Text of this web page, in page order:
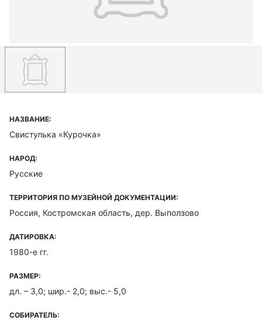
НАЗВАНИЕ:
Свистулька «Курочка»
НАРОД:
Русские
ТЕРРИТОРИЯ ПО МУЗЕЙНОЙ ДОКУМЕНТАЦИИ:
Россия, Костромская область, дер. Выползово
ДАТИРОВКА:
1980-е гг.
РАЗМЕР:
дл. – 3,0; шир.- 2,0; выс.- 5,0
СОБИРАТЕЛЬ: